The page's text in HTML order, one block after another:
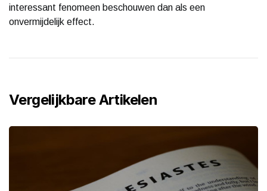
interessant fenomeen beschouwen dan als een
onvermijdelijk effect.
Vergelijkbare Artikelen